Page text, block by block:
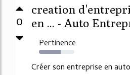
0
creation
en ... - Auto
Pertinence
61%
Créer son entreprise en